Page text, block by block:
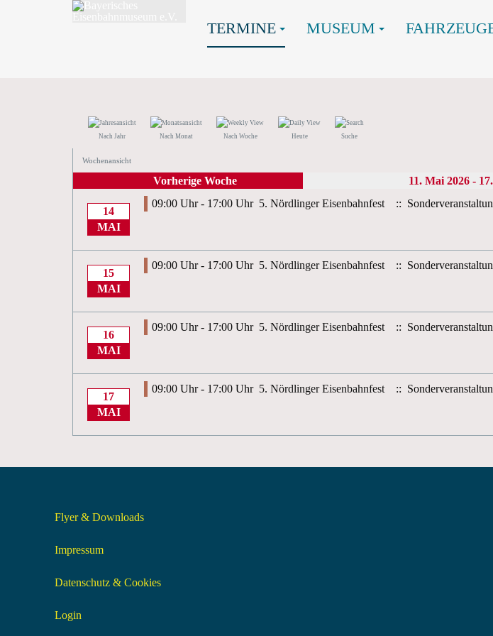
TERMINE MUSEUM
Nach Jahr Nach Monat Nach Woche Heute Suche
Wochenansicht
Vorherige Woche 11. Mai 2026 -
14
MAI
09:00 Uhr - 17:00 Uhr 5. Nördlinger Eisenbahnfest ::
15
MAI
09:00 Uhr - 17:00 Uhr 5. Nördlinger Eisenbahnfest ::
16
MAI
09:00 Uhr - 17:00 Uhr 5. Nördlinger Eisenbahnfest ::
17
MAI
09:00 Uhr - 17:00 Uhr 5. Nördlinger Eisenbahnfest ::
Flyer & Downloads
Impressum
Datenschutz & Cookies
Login